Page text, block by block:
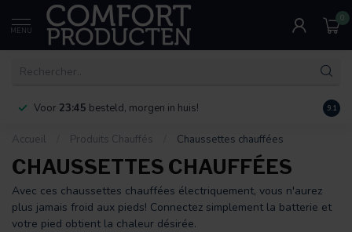
MENU
0
Voor 23:45 besteld, morgen in huis! 9.1
Accueil Produits Chauffés Chaussettes chauffées
CHAUSSETTES CHAUFFÉES
Avec ces chaussettes chauffées électriquement, vous n'aurez
plus jamais froid aux pieds! Connectez simplement la batterie et
votre pied obtient la chaleur désirée.